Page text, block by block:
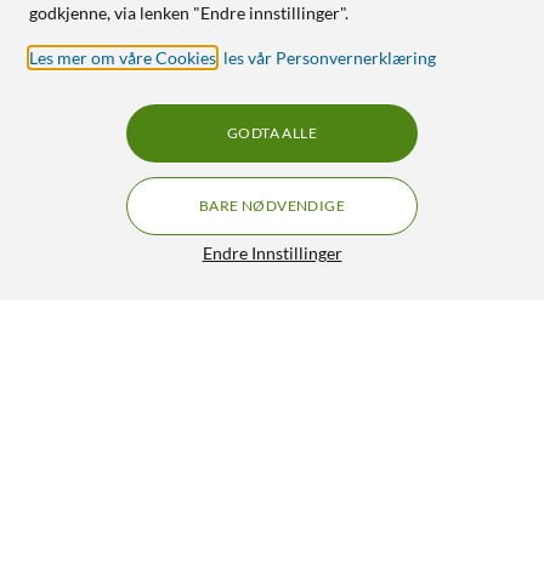
godkjenne, via lenken "Endre innstillinger".
Les mer om våre Cookies les vår Personvernerklæring
Endre Innstillinger
BARE NØDVENDIGE
GODTA ALLE